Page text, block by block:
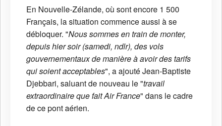
En Nouvelle-Zélande, où sont encore 1 500
Français, la situation commence aussi à se
débloquer. "Nous sommes en train de monter,
depuis hier soir (samedi, ndlr), des vols
gouvernementaux de manière à avoir des tarifs
qui soient acceptables", a ajouté Jean-Baptiste
Djebbari, saluant de nouveau le "travail
extraordinaire que fait Air France" dans le cadre
de ce pont aérien.